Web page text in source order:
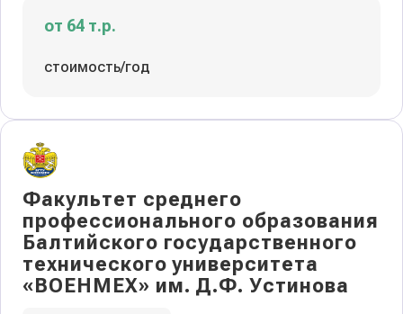
от 64 т.р.
стоимость/год
Факультет среднего
профессионального образования
Балтийского государственного
технического университета
«ВОЕНМЕХ» им. Д.Ф. Устинова